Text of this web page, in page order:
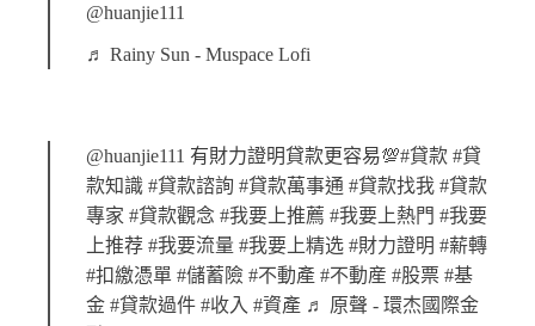
@huanjie111
♬ Rainy Sun - Muspace Lofi
@huanjie111 有財力證明貸款更容易💯#貸款 #貸
款知識 #貸款諮詢 #貸款萬事通 #貸款找我 #貸款
專家 #貸款觀念 #我要上推薦 #我要上熱門 #我要
上推荐 #我要流量 #我要上精选 #財力證明 #薪轉
#扣繳憑單 #儲蓄險 #不動產 #不動産 #股票 #基
金 #貸款過件 #收入 #資產 ♬ 原聲 - 環杰國際金